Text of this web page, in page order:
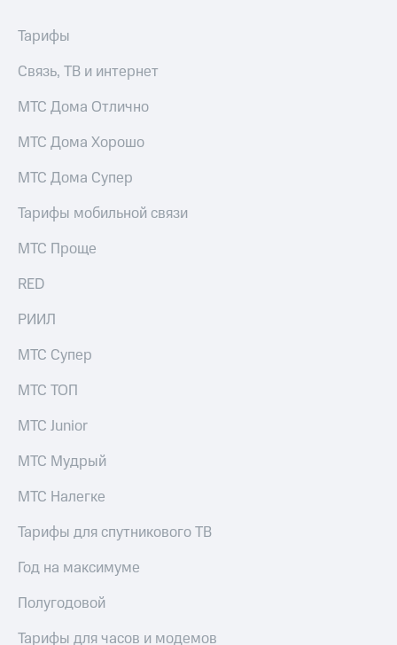
капитал
и
Рынок
Описание
Программа
Порядок
выкупа
Описание
Уведомление
погашении
облигаций
Реквизиты
Контакты
развитие
На главную
Тарифы
Связь, ТВ и интернет
МТС Дома Отлично
МТС Дома Хорошо
МТС Дома Супер
Тарифы мобильной связи
МТС Проще
RED
РИИЛ
МТС Супер
МТС ТОП
МТС Junior
МТС Мудрый
МТС Налегке
Тарифы для спутникового ТВ
Год на максимуме
Полугодовой
Тарифы для часов и модемов